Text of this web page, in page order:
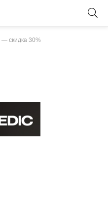
скидка 30%